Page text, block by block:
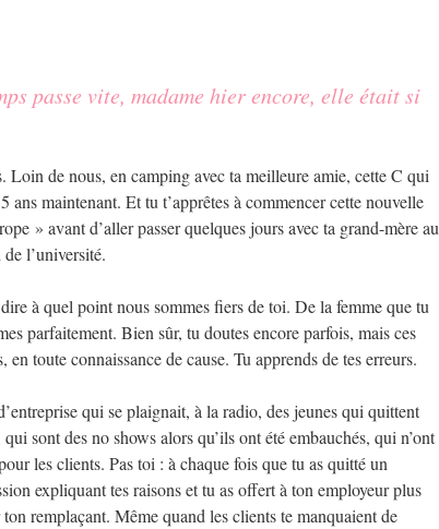
passe vite, madame hier encore, elle était si
Loin de nous, en camping avec ta meilleure amie, cette C qui
ans maintenant. Et tu t’apprêtes à commencer cette nouvelle
» avant d’aller passer quelques jours avec ta grand-mère au
l’université.
à quel point nous sommes fiers de toi. De la femme que tu
parfaitement. Bien sûr, tu doutes encore parfois, mais ces
toute connaissance de cause. Tu apprends de tes erreurs.
qui se plaignait, à la radio, des jeunes qui quittent
sont des no shows alors qu’ils ont été embauchés, qui n’ont
les clients. Pas toi : à chaque fois que tu as quitté un
expliquant tes raisons et tu as offert à ton employeur plus
remplaçant. Même quand les clients te manquaient de